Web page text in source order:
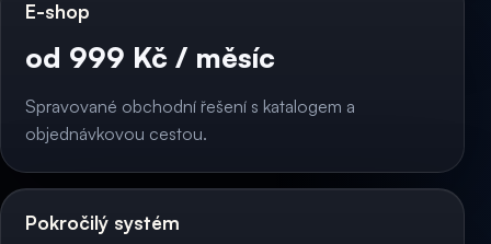
E-shop
od 999 Kč / měsíc
Spravované obchodní řešení s katalogem a
objednávkovou cestou.
Pokročilý systém